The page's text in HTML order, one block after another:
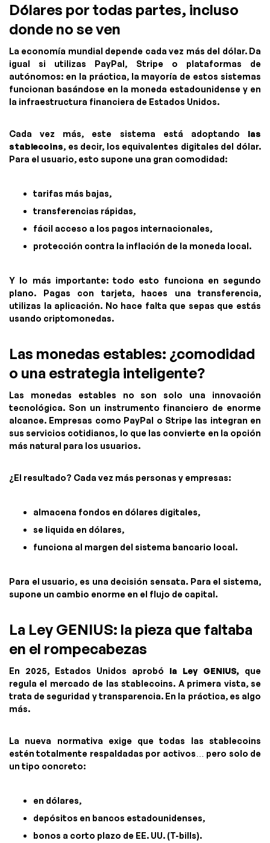
Dólares por todas partes, incluso
donde no se ven
La economía mundial depende cada vez más del dólar. Da
igual si utilizas PayPal, Stripe o plataformas de
autónomos: en la práctica, la mayoría de estos sistemas
funcionan basándose en la moneda estadounidense y en
la infraestructura financiera de Estados Unidos.
Cada vez más, este sistema está adoptando las
stablecoins, es decir, los equivalentes digitales del dólar.
Para el usuario, esto supone una gran comodidad:
tarifas más bajas,
transferencias rápidas,
fácil acceso a los pagos internacionales,
protección contra la inflación de la moneda local.
Y lo más importante: todo esto funciona en segundo
plano. Pagas con tarjeta, haces una transferencia,
utilizas la aplicación. No hace falta que sepas que estás
usando criptomonedas.
Las monedas estables: ¿comodidad
o una estrategia inteligente?
Las monedas estables no son solo una innovación
tecnológica. Son un instrumento financiero de enorme
alcance. Empresas como PayPal o Stripe las integran en
sus servicios cotidianos, lo que las convierte en la opción
más natural para los usuarios.
¿El resultado? Cada vez más personas y empresas:
almacena fondos en dólares digitales,
se liquida en dólares,
funciona al margen del sistema bancario local.
Para el usuario, es una decisión sensata. Para el sistema,
supone un cambio enorme en el flujo de capital.
La Ley GENIUS: la pieza que faltaba
en el rompecabezas
En 2025, Estados Unidos aprobó la Ley GENIUS, que
regula el mercado de las stablecoins. A primera vista, se
trata de seguridad y transparencia. En la práctica, es algo
más.
La nueva normativa exige que todas las stablecoins
estén totalmente respaldadas por activos… pero solo de
un tipo concreto:
en dólares,
depósitos en bancos estadounidenses,
bonos a corto plazo de EE. UU. (T-bills).